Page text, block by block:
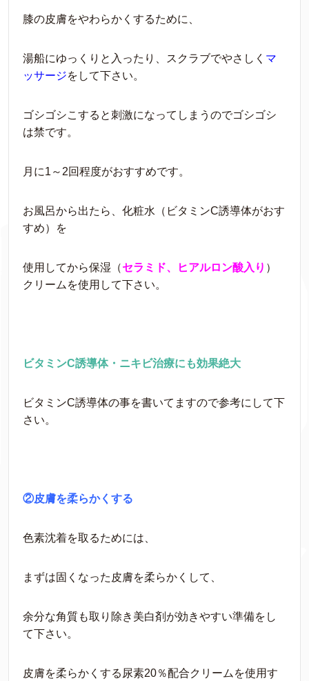
膝の皮膚をやわらかくするために、
湯船にゆっくりと入ったり、スクラブでやさしく マ
ッサージをして下さい。
ゴシゴシこすると刺激になってしまうのでゴシゴシ
は禁です。
月に1～2回程度がおすすめです。
お風呂から出たら、化粧水（ビタミンC誘導体がおす
すめ）を
使用してから保湿（セラミド、ヒアルロン酸入り ）
クリームを使用して下さい。
ビタミンC誘導体・ニキビ治療にも効果絶大
ビタミンC誘導体の事を書いてますので参考にして下
さい。
②皮膚を柔らかくする
色素沈着を取るためには、
まずは固くなった皮膚を柔らかくして、
余分な角質も取り除き美白剤が効きやすい準備をし
て下さい。
皮膚を柔らかくする尿素20％配合クリームを使用す